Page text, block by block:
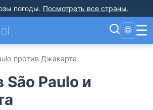
погоды. Посмотреть все страны.
lol 🌐 ☰
против Джакарта
São Paulo и